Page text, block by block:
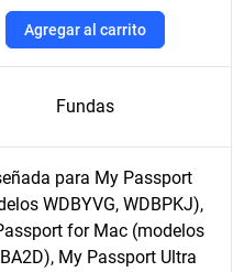
Agregar al carrito
Fundas
para My Passport
WDBYVG, WDBPKJ),
for Mac (modelos
My Passport Ultra